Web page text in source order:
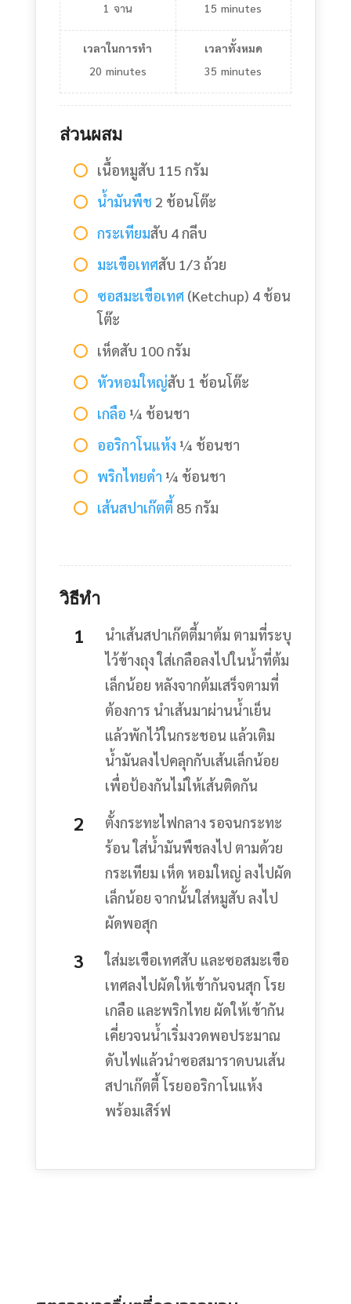
1 จาน
15 minutes
เวลาในการทำ
20 minutes
เวลาทั้งหมด
35 minutes
ส่วนผสม
เนื้อหมูสับ 115 กรัม
น้ำมันพืช 2 ช้อนโต๊ะ
กระเทียมสับ 4 กลีบ
มะเขือเทศสับ 1/3 ถ้วย
ซอสมะเขือเทศ(Ketchup) 4 ช้อน
โต๊ะ
เห็ดสับ 100 กรัม
หัวหอมใหญ่สับ 1 ช้อนโต๊ะ
เกลือ ¼ ช้อนชา
ออริกาโนแห้ง ¼ ช้อนชา
พริกไทยดำ ¼ ช้อนชา
เส้นสปาเก๊ตตี้ 85 กรัม
วิธีทำ
นำเส้นสปาเก๊ตตี้มาต้ม ตามที่ระบุ
ไว้ข้างถุง ใส่เกลือลงไปในน้ำที่ต้ม
เล็กน้อย หลังจากต้มเสร็จตามที่
ต้องการ นำเส้นมาผ่านน้ำเย็น
แล้วพักไว้ในกระชอน แล้วเติม
น้ำมันลงไปคลุกกับเส้นเล็กน้อย
เพื่อป้องกันไม่ให้เส้นติดกัน
ตั้งกระทะไฟกลาง รอจนกระทะ
ร้อน ใส่น้ำมันพืชลงไป ตามด้วย
กระเทียม เห็ด หอมใหญ่ ลงไปผัด
เล็กน้อย จากนั้นใส่หมูสับ ลงไป
ผัดพอสุก
ใส่มะเขือเทศสับ และซอสมะเขือ
เทศลงไปผัดให้เข้ากันจนสุก โรย
เกลือ และพริกไทย ผัดให้เข้ากัน
เคี่ยวจนน้ำเริ่มงวดพอประมาณ
ดับไฟแล้วนำซอสมาราดบนเส้น
สปาเก๊ตตี้ โรยออริกาโนแห้ง
พร้อมเสิร์ฟ